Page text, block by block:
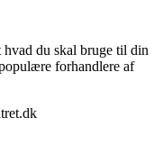
hvad du skal bruge til din
forhandlere af